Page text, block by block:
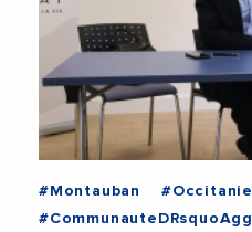
#Montauban #Occitanie